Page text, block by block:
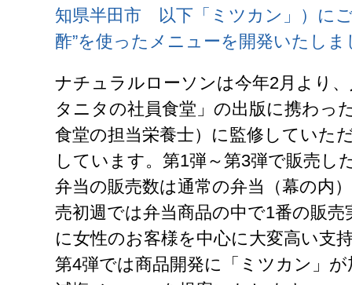
知県半田市 以下「ミツカン」）に
酢”を使ったメニューを開発いたしま
ナチュラルローソンは今年2月より
タニタの社員食堂」の出版に携わっ
食堂の担当栄養士）に監修していた
しています。第1弾～第3弾で販売
弁当の販売数は通常の弁当（幕の内
売初週では弁当商品の中で1番の販
に女性のお客様を中心に大変高い支
第4弾では商品開発に「ミツカン」